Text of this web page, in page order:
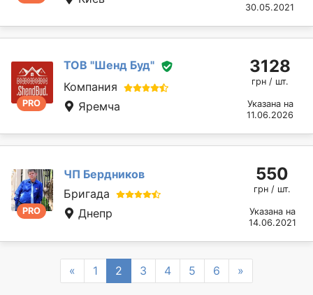
30.05.2021
PRO
ТОВ "Шенд Буд"
Компания
Яремча
3128
грн / шт.
Указана на
11.06.2026
PRO
ЧП Бердников
Бригада
Днепр
550
грн / шт.
Указана на
14.06.2021
« Previous
1 2 3 4 5 6 »